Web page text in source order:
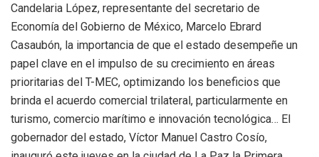
Candelaria López, representante del secretario de
Economía del Gobierno de México, Marcelo Ebrard
Casaubón, la importancia de que el estado desempeñe un
papel clave en el impulso de su crecimiento en áreas
prioritarias del T-MEC, optimizando los beneficios que
brinda el acuerdo comercial trilateral, particularmente en
turismo, comercio marítimo e innovación tecnológica… El
gobernador del estado, Víctor Manuel Castro Cosío,